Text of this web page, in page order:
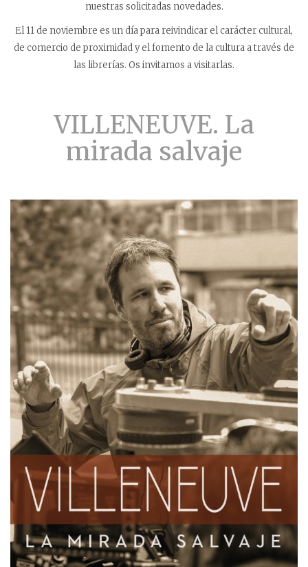
nuestras solicitadas novedades.
El 11 de noviembre es un día para reivindicar el carácter cultural,
de comercio de proximidad y el fomento de la cultura a través de
las librerías. Os invitamos a visitarlas.
VILLENEUVE. La
mirada salvaje